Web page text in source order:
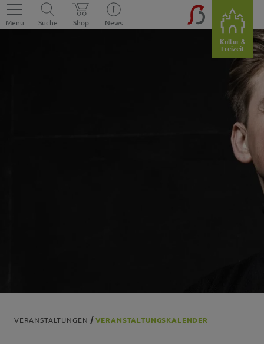
Menü Suche Shop
News
Kultur &
Freizeit
VERANSTALTUNGEN VERANSTALTUNGSKALENDER